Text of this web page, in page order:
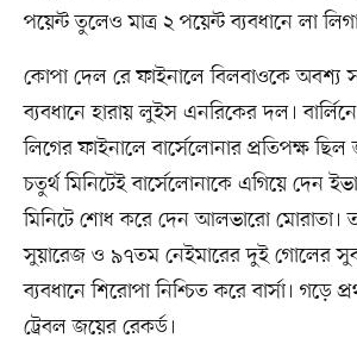
পয়েন্ট তুলেও মাত্র ২ পয়েন্ট ব্যবধানে লা
কোপা দেল রে ফাইনালে বিলবাওকে
ব্যবধানে হারায় লুইস এনরিকের দল।
লিগের ফাইনালে বার্সেলোনার প্রতিপক্ষ ছিল
চতুর্থ মিনিটেই বার্সেলোনাকে এগিয়ে দেন
মিনিটে শোধ করে দেন আলভারো মোরাতা।
সুয়ারেজ ও ৯৭তম নেইমারের দুই গোলের
ব্যবধানে শিরোপা নিশ্চিত করে বার্সা। গড়ে
ট্রেবল জয়ের রেকর্ড।